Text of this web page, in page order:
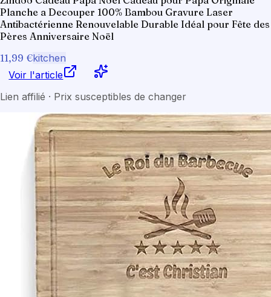
Planche a Decouper 100% Bambou Gravure Laser
Antibactérienne Renouvelable Durable Idéal pour Fête des
Pères Anniversaire Noël
11,99 €kitchen
Voir l'article
Lien affilié · Prix susceptibles de changer